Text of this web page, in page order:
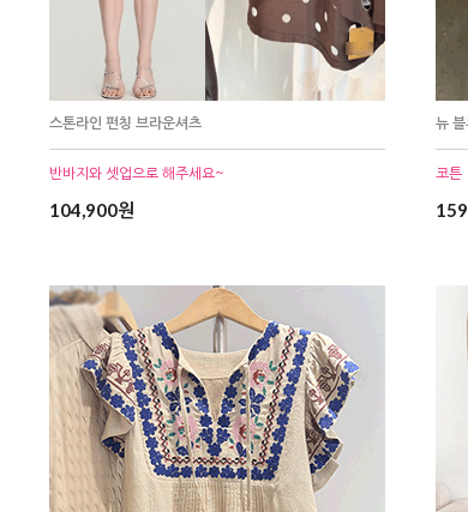
스톤라인 펀칭 브라운셔츠
반바지와 셋업으로 해주세요~
104,900원
뉴
코튼